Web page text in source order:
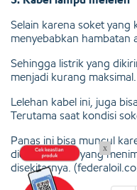
Selain karena soket yang
menyebabkan hambatan
Sehingga listrik yang
menjadi kurang maksimal.
Lelehan kabel ini, juga
Terutama saat kondisi
Panas ini bisa muncul
didalam soket yang
disekitarnya.
x